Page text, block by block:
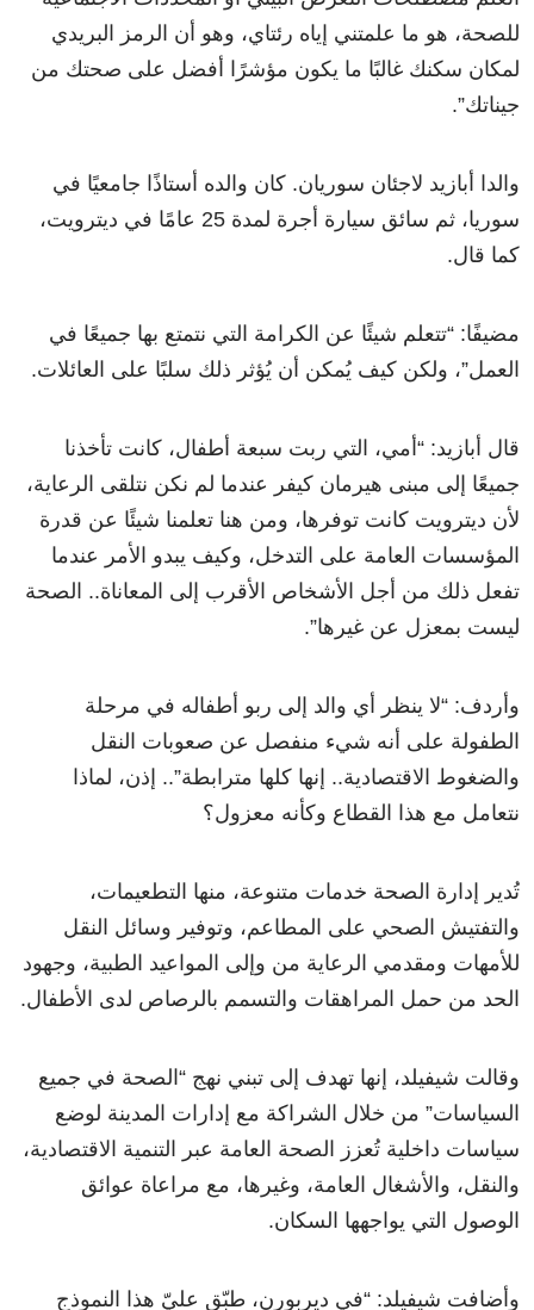
للصحة، هو ما علمتني إياه رئتاي، وهو أن الرمز البريدي
لمكان سكنك غالبًا ما يكون مؤشرًا أفضل على صحتك من
جيناتك”.
والدا أبازيد لاجئان سوريان. كان والده أستاذًا جامعيًا في
سوريا، ثم سائق سيارة أجرة لمدة 25 عامًا في ديترويت،
كما قال.
مضيفًا: “تتعلم شيئًا عن الكرامة التي نتمتع بها جميعًا في
العمل”، ولكن كيف يُمكن أن يُؤثر ذلك سلبًا على العائلات.
قال أبازيد: “أمي، التي ربت سبعة أطفال، كانت تأخذنا
جميعًا إلى مبنى هيرمان كيفر عندما لم نكن نتلقى الرعاية،
لأن ديترويت كانت توفرها، ومن هنا تعلمنا شيئًا عن قدرة
المؤسسات العامة على التدخل، وكيف يبدو الأمر عندما
تفعل ذلك من أجل الأشخاص الأقرب إلى المعاناة.. الصحة
ليست بمعزل عن غيرها”.
وأردف: “لا ينظر أي والد إلى ربو أطفاله في مرحلة
الطفولة على أنه شيء منفصل عن صعوبات النقل
والضغوط الاقتصادية.. إنها كلها مترابطة”.. إذن، لماذا
نتعامل مع هذا القطاع وكأنه معزول؟
تُدير إدارة الصحة خدمات متنوعة، منها التطعيمات،
والتفتيش الصحي على المطاعم، وتوفير وسائل النقل
للأمهات ومقدمي الرعاية من وإلى المواعيد الطبية، وجهود
الحد من حمل المراهقات والتسمم بالرصاص لدى الأطفال.
وقالت شيفيلد، إنها تهدف إلى تبني نهج “الصحة في جميع
السياسات” من خلال الشراكة مع إدارات المدينة لوضع
سياسات داخلية تُعزز الصحة العامة عبر التنمية الاقتصادية،
والنقل، والأشغال العامة، وغيرها، مع مراعاة عوائق
الوصول التي يواجهها السكان.
وأضافت شيفيلد: “في ديربورن، طبّق عليّ هذا النموذج